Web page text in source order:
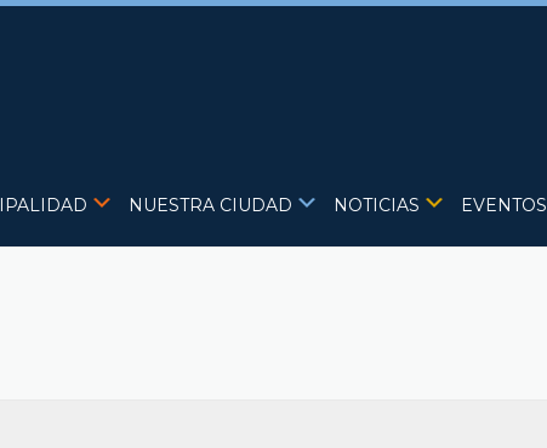
NUESTRA CIUDAD NOTICIAS EVENTOS